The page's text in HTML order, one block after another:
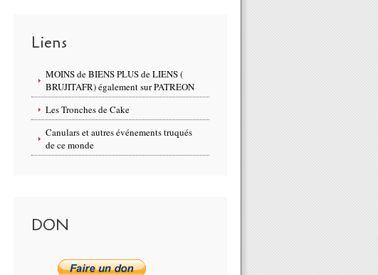
Liens
MOINS de BIENS PLUS de LIENS (
BRUJITAFR) également sur PATREON
Les Tronches de Cake
Canulars et autres événements truqués
de ce monde
DON